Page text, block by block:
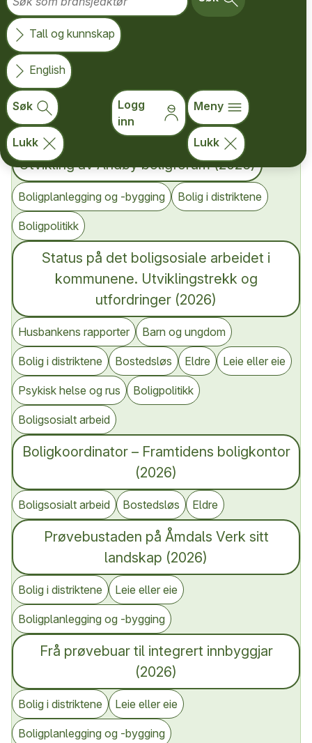
Tall og kunnskap
English
Søk
Lukk
Logg
inn
Meny
Lukk
Type
Tema
Søk i hele Koha-databasen
Utvikling av Andøy boligforum (2026)
Boligplanlegging og -bygging Bolig i distriktene
Boligpolitikk
Status på det boligsosiale arbeidet i
kommunene. Utviklingstrekk og
utfordringer (2026)
Husbankens rapporter Barn og ungdom
Bolig i distriktene Bostedsløs Eldre Leie eller eie
Psykisk helse og rus Boligpolitikk
Boligsosialt arbeid
Boligkoordinator – Framtidens boligkontor
(2026)
Boligsosialt arbeid Bostedsløs Eldre
Prøvebustaden på Åmdals Verk sitt
landskap (2026)
Bolig i distriktene Leie eller eie
Boligplanlegging og -bygging
Frå prøvebuar til integrert innbyggjar
(2026)
Bolig i distriktene Leie eller eie
Boligplanlegging og -bygging